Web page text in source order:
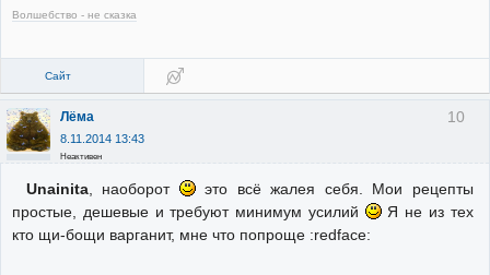
Волшебство - не сказка
Сайт
10
Лёма
8.11.2014 13:43
Неактивен
Unainita, наоборот
это всё жалея себя. Мои рецепты
простые, дешевые и требуют минимум усилий
Я не из тех
кто щи-бощи варганит, мне что попроще :redface: